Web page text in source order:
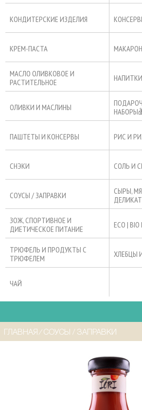
КОНДИТЕРСКИЕ ИЗДЕЛИЯ
КРЕМ-ПАСТА
МАСЛО ОЛИВКОВОЕ И
РАСТИТЕЛЬНОЕ
НАПИТКИ
ОЛИВКИ И МАСЛИНЫ
ПАШТЕТЫ И КОНСЕРВЫ РИС И
СНЭКИ СОЛЬ И
СОУСЫ / ЗАПРАВКИ
СЫРЫ,
ЗОЖ, СПОРТИВНОЕ И
ДИЕТИЧЕСКОЕ ПИТАНИЕ
ECO | BIO
ТРЮФЕЛЬ И ПРОДУКТЫ С
ТРЮФЕЛЕМ
ХЛЕБЦЫ
ЧАЙ
ГЛАВНАЯ ⁄ СОУСЫ / ЗАПРАВКИ